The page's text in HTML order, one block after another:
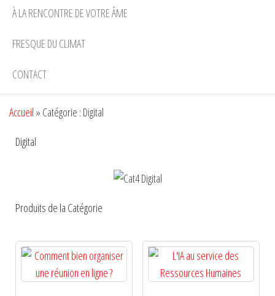
À LA RENCONTRE DE VOTRE ÂME
FRESQUE DU CLIMAT
CONTACT
Accueil » Catégorie : Digital
Digital
Produits de la Catégorie